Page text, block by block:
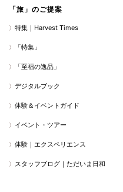
「旅」のご提案
特集｜Harvest Times
「特集」
「至福の逸品」
デジタルブック
体験＆イベントガイド
イベント・ツアー
体験｜エクスペリエンス
スタッフブログ｜ただいま日和